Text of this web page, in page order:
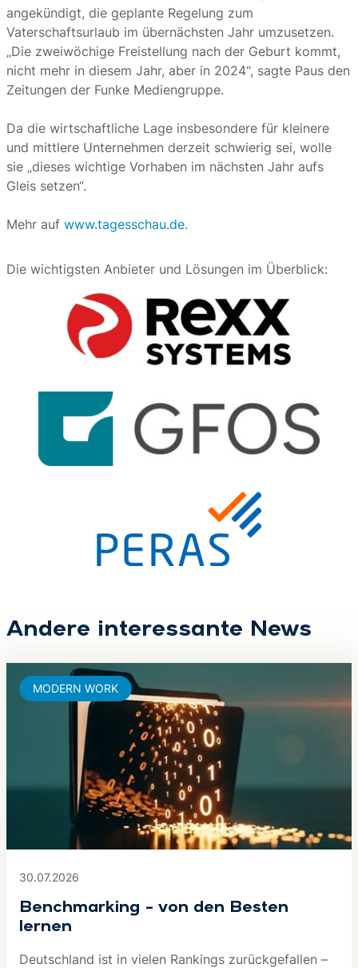
angekündigt, die geplante Regelung zum
Vaterschaftsurlaub im übernächsten Jahr umzusetzen.
„Die zweiwöchige Freistellung nach der Geburt kommt,
nicht mehr in diesem Jahr, aber in 2024“, sagte Paus den
Zeitungen der Funke Mediengruppe.
Da die wirtschaftliche Lage insbesondere für kleinere
und mittlere Unternehmen derzeit schwierig sei, wolle
sie „dieses wichtige Vorhaben im nächsten Jahr aufs
Gleis setzen“.
Mehr auf www.tagesschau.de.
Die wichtigsten Anbieter und Lösungen im Überblick:
Andere interessante News
30.07.2026
Benchmarking – von den Besten
lernen
Deutschland ist in vielen Rankings zurückgefallen –
MODERN WORK